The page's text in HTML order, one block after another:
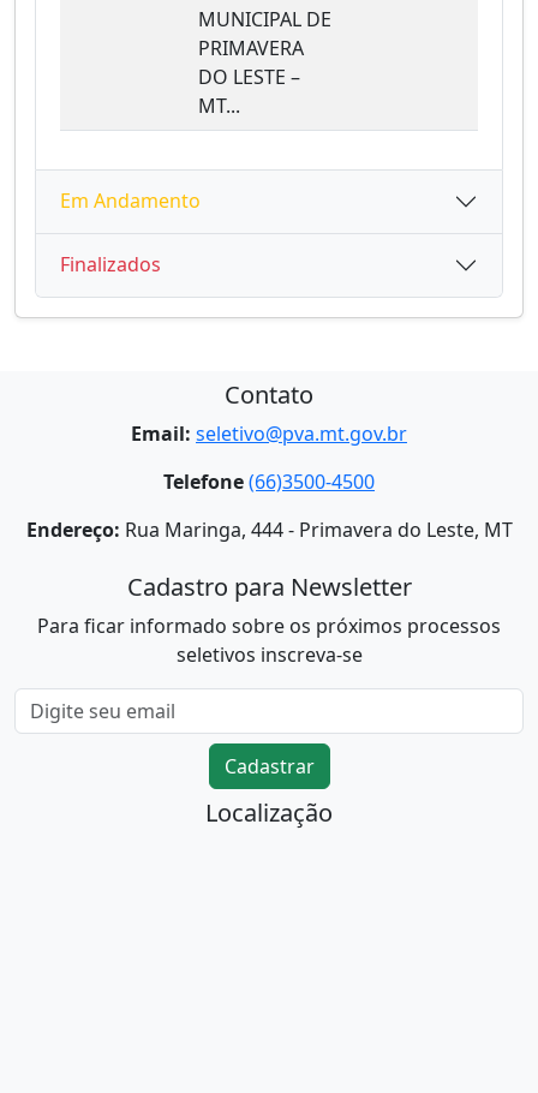
MUNICIPAL DE
PRIMAVERA
DO LESTE –
MT...
Em Andamento
Finalizados
Contato
Email: seletivo@pva.mt.gov.br
Telefone(66)3500-4500
Endereço: Rua Maringa, 444 - Primavera do Leste, MT
Cadastro para Newsletter
Para ficar informado sobre os próximos processos
seletivos inscreva-se
Cadastrar
Localização